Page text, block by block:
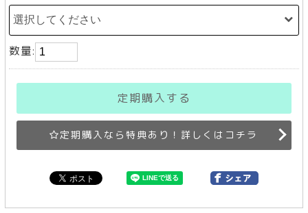
数量:
定期購入する
定期購入なら特典あり！詳しくはコチラ